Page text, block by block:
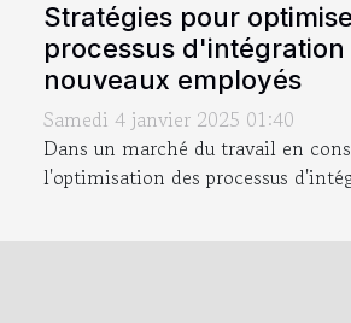
Stratégies pour
processus d'intégration
nouveaux employés
Samedi 4 janvier 2025 01:40
Dans un marché du travail en
l'optimisation des processus